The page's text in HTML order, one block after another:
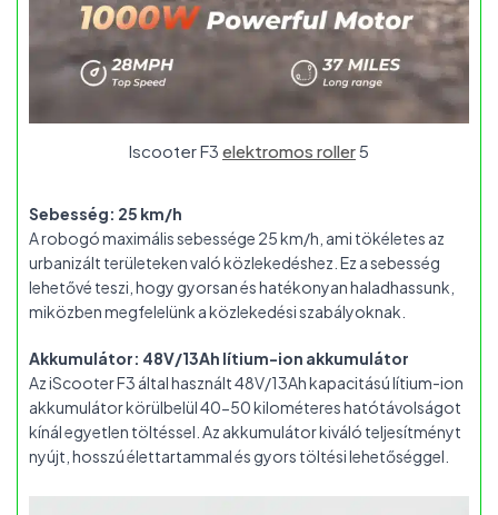
Iscooter F3 elektromos roller5
Sebesség: 25 km/h
A robogó maximális sebessége 25 km/h, ami tökéletes az
urbanizált területeken való közlekedéshez. Ez a sebesség
lehetővé teszi, hogy gyorsan és hatékonyan haladhassunk,
miközben megfelelünk a közlekedési szabályoknak.
Akkumulátor: 48V/13Ah lítium-ion akkumulátor
Az iScooter F3 által használt 48V/13Ah kapacitású lítium-ion
akkumulátor körülbelül 40-50 kilométeres hatótávolságot
kínál egyetlen töltéssel. Az akkumulátor kiváló teljesítményt
nyújt, hosszú élettartammal és gyors töltési lehetőséggel.